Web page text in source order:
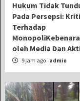
Hukum Tidak
Pada Persepsi:
Terhadap
oleh Media Dan
9 jam ago admin